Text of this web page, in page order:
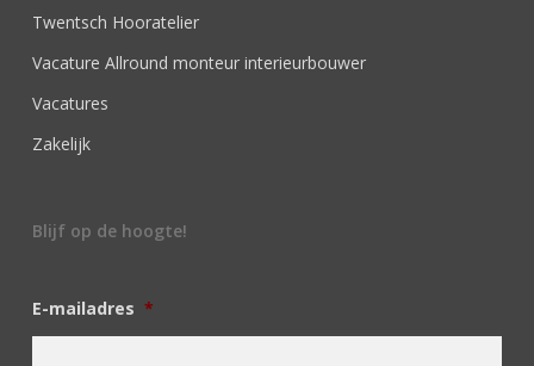
Twentsch Hooratelier
Vacature Allround monteur interieurbouwer
Vacatures
Zakelijk
Blijf op de hoogte!
E-mailadres *